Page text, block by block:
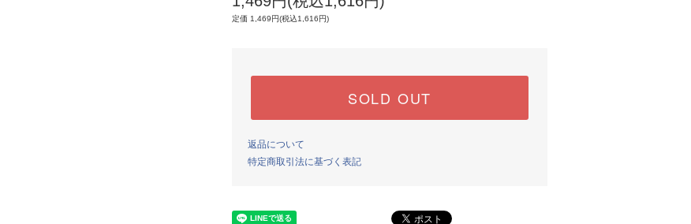
定価 1,469円(税込1,616円)
SOLD OUT
返品について
特定商取引法に基づく表記